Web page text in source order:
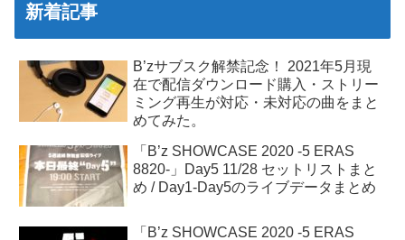
新着記事
B’zサブスク解禁記念！ 2021年5月現
在で配信ダウンロード購入・ストリー
ミング再生が対応・未対応の曲をまと
めてみた。
「B’z SHOWCASE 2020 -5 ERAS
8820-」Day5 11/28 セットリストまと
め / Day1-Day5のライブデータまとめ
「B’z SHOWCASE 2020 -5 ERAS